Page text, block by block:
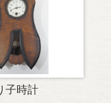
子時計